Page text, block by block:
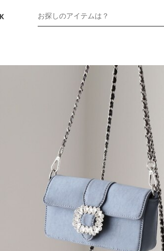
お探しのアイテムは？